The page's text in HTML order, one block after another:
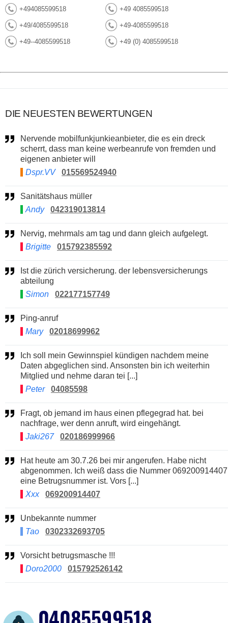
+494085599518 +49 4085599518
+49/4085599518 +49-4085599518
+49--4085599518 +49 (0) 4085599518
DIE NEUESTEN BEWERTUNGEN
Nervende mobilfunkjunkieanbieter, die es ein dreck
scherrt, dass man keine werbeanrufe von fremden und
eigenen anbieter will
Dspr.VV
015569524940
Sanitätshaus müller
Andy
042319013814
Nervig, mehrmals am tag und dann gleich aufgelegt.
Brigitte
015792385592
abteilung
Simon
022177157749
Ping-anruf
Mary
02018699962
Daten abgeglichen sind. Ansonsten bin ich weiterhin
Mitglied und nehme daran tei [...]
Peter
04085598
Fragt, ob jemand im haus einen pflegegrad hat. bei
nachfrage, wer denn anruft, wird eingehängt.
Jaki267
020186999966
Hat heute am 30.7.26 bei mir angerufen. Habe nicht
abgenommen. Ich weiß dass die Nummer 069200914407
eine Betrugsnummer ist. Vors [...]
Xxx
069200914407
Unbekannte nummer
Tao
0302332693705
Vorsicht betrugsmasche !!!
Doro2000
015792526142